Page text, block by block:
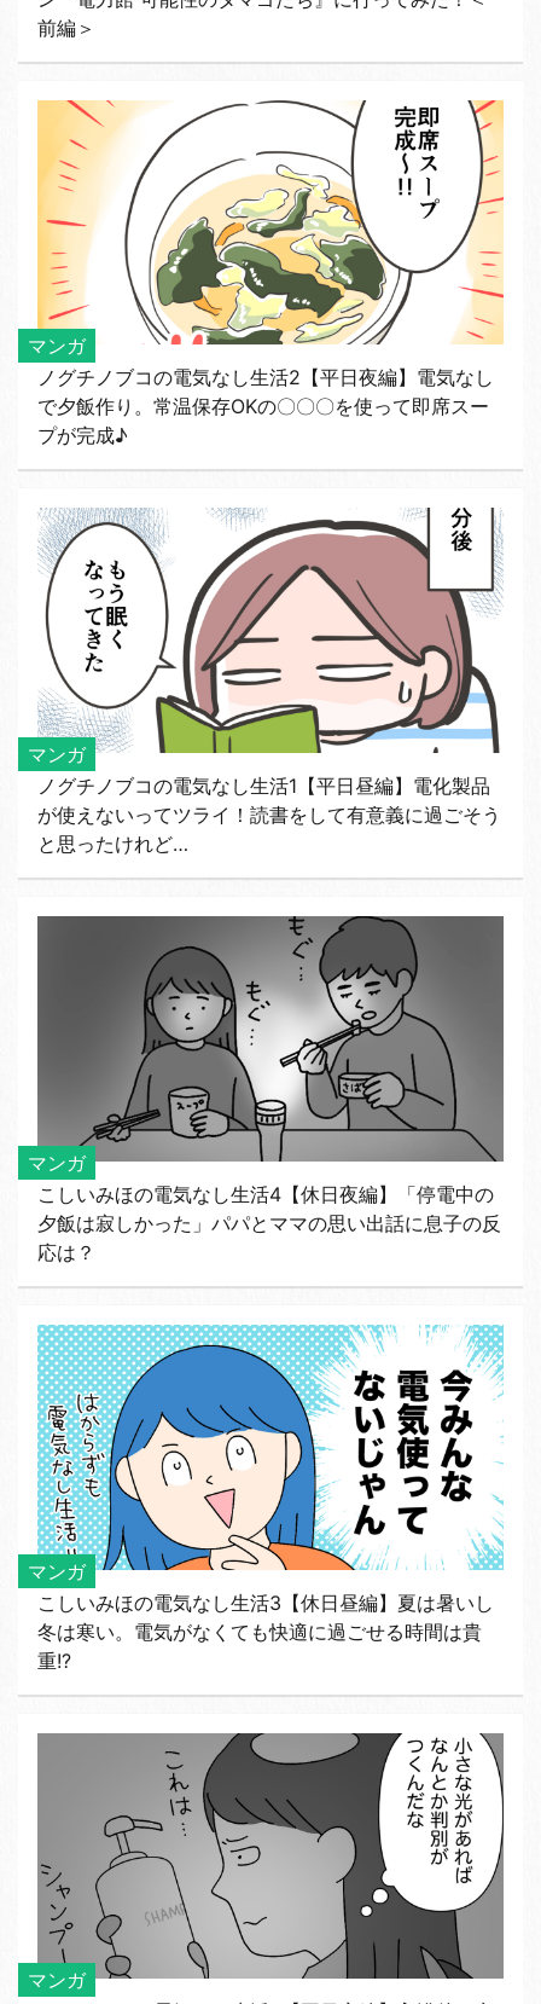
前編＞
マンガ
ノグチノブコの電気なし生活2【平日夜編】電気なし
で夕飯作り。常温保存OKの〇〇〇を使って即席スー
プが完成♪
マンガ
ノグチノブコの電気なし生活1【平日昼編】電化製品
が使えないってツライ！読書をして有意義に過ごそう
と思ったけれど…
マンガ
こしいみほの電気なし生活4【休日夜編】「停電中の
夕飯は寂しかった」パパとママの思い出話に息子の反
応は？
マンガ
こしいみほの電気なし生活3【休日昼編】夏は暑いし
冬は寒い。電気がなくても快適に過ごせる時間は貴
重!?
マンガ